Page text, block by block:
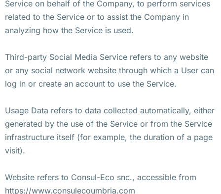
Service on behalf of the Company, to perform services
related to the Service or to assist the Company in
analyzing how the Service is used.
Third-party Social Media Service refers to any website
or any social network website through which a User can
log in or create an account to use the Service.
Usage Data refers to data collected automatically, either
generated by the use of the Service or from the Service
infrastructure itself (for example, the duration of a page
visit).
Website refers to Consul-Eco snc., accessible from
https://www.consulecoumbria.com